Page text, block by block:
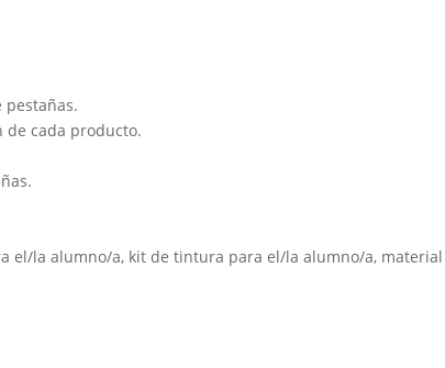
pestañas.
de cada producto.
el/la alumno/a, kit de tintura para el/la alumno/a, material